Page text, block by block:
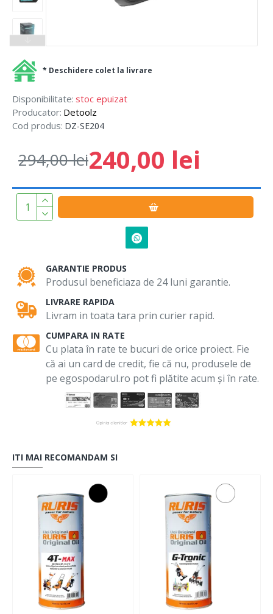
Disponibilitate: stoc epuizat
Producator: Detoolz
Cod produs: DZ-SE204
240,00 lei
294,00 lei
* Deschidere colet la livrare
GARANTIE PRODUS
Produsul beneficiaza de 24 luni garantie.
LIVRARE RAPIDA
Livram in toata tara prin curier rapid.
CUMPARA IN RATE
Cu plata în rate te bucuri de orice proiect. Fie
că ai un card de credit, fie că nu, produsele de
pe egospodarul.ro pot fi plătite acum și în rate.
ITI MAI RECOMANDAM SI